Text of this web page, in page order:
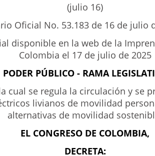
(julio 16)
Oficial No. 53.183 de 16 de julio
disponible en la web de la
Colombia el 17 de julio de 2025
PODER PÚBLICO - RAMA
cual se regula la circulación y se
livianos de movilidad
alternativas de movilidad
EL CONGRESO DE COLOMBIA,
DECRETA: